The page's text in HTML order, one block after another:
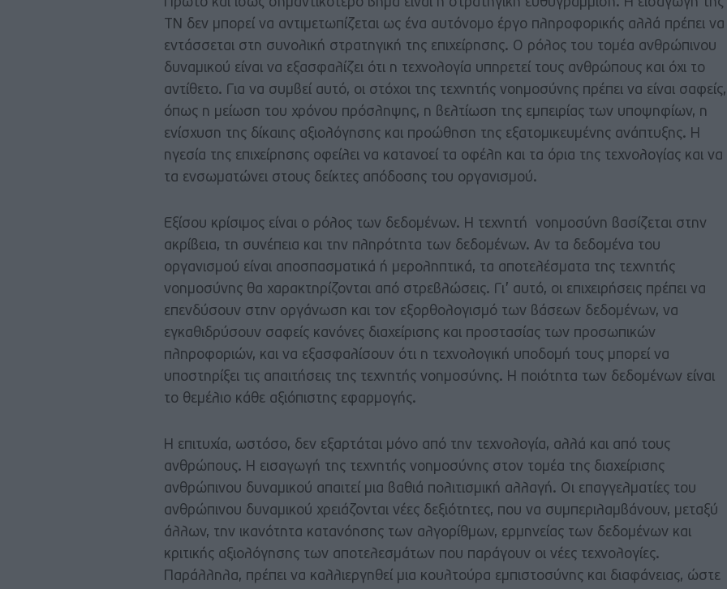
ΤΝ δεν μπορεί να αντιμετωπίζεται ως ένα αυτόνομο έργο πληροφορικής αλλά πρέπει να
εντάσσεται στη συνολική στρατηγική της επιχείρησης. Ο ρόλος του τομέα ανθρώπινου
δυναμικού είναι να εξασφαλίζει ότι η τεχνολογία υπηρετεί τους ανθρώπους και όχι το
αντίθετο. Για να συμβεί αυτό, οι στόχοι της τεχνητής νοημοσύνης πρέπει να είναι σαφείς,
όπως η μείωση του χρόνου πρόσληψης, η βελτίωση της εμπειρίας των υποψηφίων, η
ενίσχυση της δίκαιης αξιολόγησης και προώθηση της εξατομικευμένης ανάπτυξης. Η
ηγεσία της επιχείρησης οφείλει να κατανοεί τα οφέλη και τα όρια της τεχνολογίας και να
τα ενσωματώνει στους δείκτες απόδοσης του οργανισμού.
Εξίσου κρίσιμος είναι ο ρόλος των δεδομένων. Η τεχνητή νοημοσύνη βασίζεται στην
ακρίβεια, τη συνέπεια και την πληρότητα των δεδομένων. Αν τα δεδομένα του
οργανισμού είναι αποσπασματικά ή μεροληπτικά, τα αποτελέσματα της τεχνητής
νοημοσύνης θα χαρακτηρίζονται από στρεβλώσεις. Γι’ αυτό, οι επιχειρήσεις πρέπει να
επενδύσουν στην οργάνωση και τον εξορθολογισμό των βάσεων δεδομένων, να
εγκαθιδρύσουν σαφείς κανόνες διαχείρισης και προστασίας των προσωπικών
πληροφοριών, και να εξασφαλίσουν ότι η τεχνολογική υποδομή τους μπορεί να
υποστηρίξει τις απαιτήσεις της τεχνητής νοημοσύνης. Η ποιότητα των δεδομένων είναι
το θεμέλιο κάθε αξιόπιστης εφαρμογής.
Η επιτυχία, ωστόσο, δεν εξαρτάται μόνο από την τεχνολογία, αλλά και από τους
ανθρώπους. Η εισαγωγή της τεχνητής νοημοσύνης στον τομέα της διαχείρισης
ανθρώπινου δυναμικού απαιτεί μια βαθιά πολιτισμική αλλαγή. Οι επαγγελματίες του
ανθρώπινου δυναμικού χρειάζονται νέες δεξιότητες, που να συμπεριλαμβάνουν, μεταξύ
άλλων, την ικανότητα κατανόησης των αλγορίθμων, ερμηνείας των δεδομένων και
κριτικής αξιολόγησης των αποτελεσμάτων που παράγουν οι νέες τεχνολογίες.
Παράλληλα, πρέπει να καλλιεργηθεί μια κουλτούρα εμπιστοσύνης και διαφάνειας, ώστε